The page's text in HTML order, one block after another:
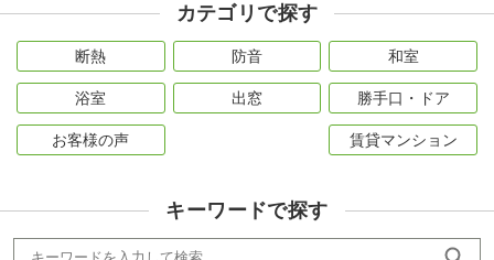
カテゴリで探す
断熱 防音 和室
浴室 出窓 勝手口・ドア
お客様の声 賃貸マンション
キーワードで探す